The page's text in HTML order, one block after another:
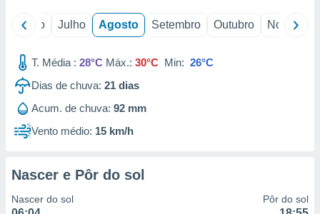
1199
Junho Julho Agosto Setembro Outubro Novembro
T. Média : 28°C Máx.: 30°C Min: 26°C
Dias de chuva: 21 dias
Acum. de chuva: 92 mm
Vento médio: 15 km/h
Nascer e Pôr do sol
Nascer do sol Pôr do sol